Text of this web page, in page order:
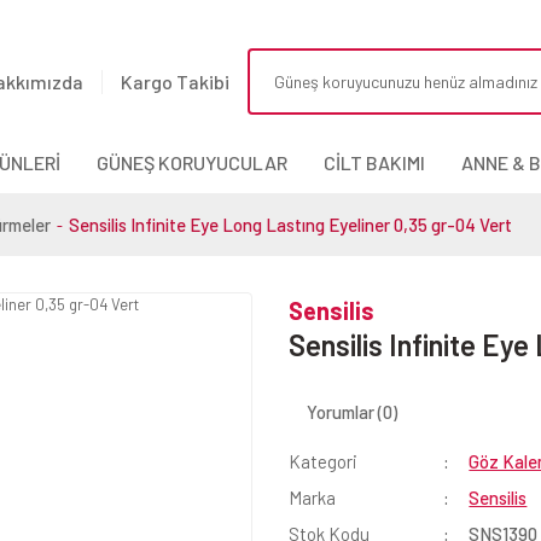
Kargo Takibi
GÜNEŞ KORUYUCULAR CİLT BAKIMI ANNE &
Sensilis Infinite Eye Long Lastıng Eyeliner 0,35 gr-04 Vert
Sensilis
Sensilis Infinite Eye
Yorumlar (0)
Kategori
Göz
Marka
Sensilis
Stok Kodu
SNS1390